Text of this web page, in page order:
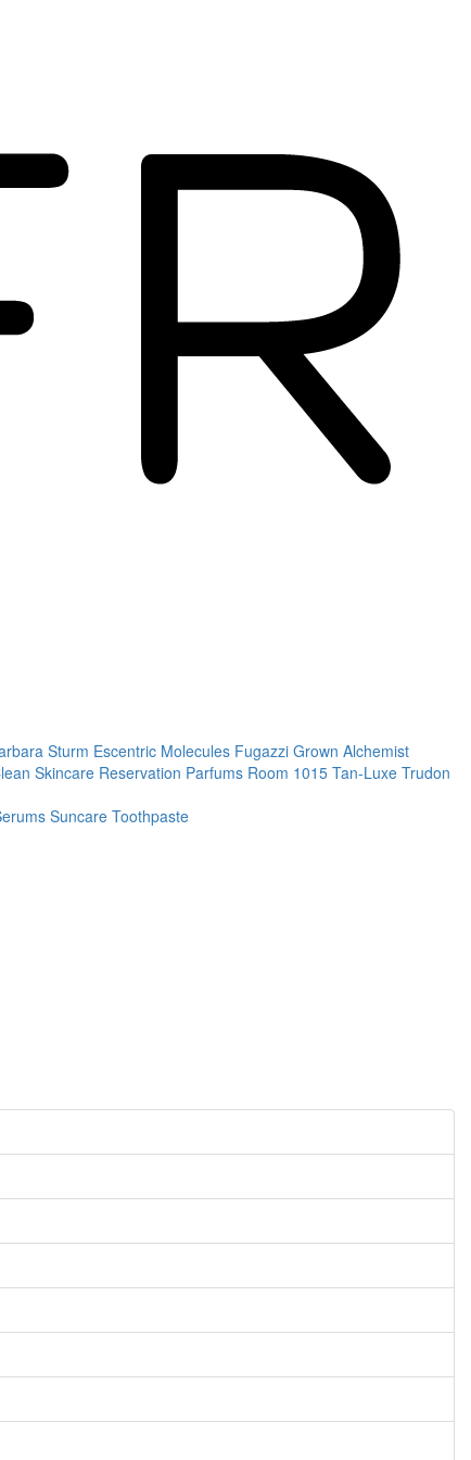
Sturm Escentric Molecules Fugazzi Grown Alchemist
Skincare Reservation Parfums Room 1015 Tan-Luxe Trudon
Suncare Toothpaste